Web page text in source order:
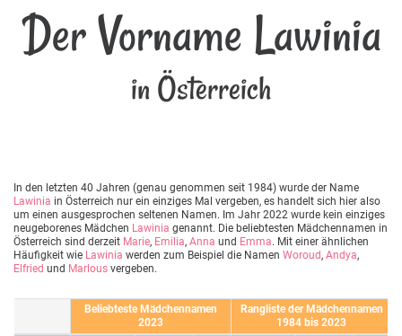
Der Vorname Lawinia
in Österreich
In den letzten 40 Jahren (genau genommen seit 1984) wurde der Name
Lawinia in Österreich nur ein einziges Mal vergeben, es handelt sich hier also
um einen ausgesprochen seltenen Namen. Im Jahr 2022 wurde kein einziges
neugeborenes Mädchen Lawinia genannt. Die beliebtesten Mädchennamen in
Österreich sind derzeit Marie, Emilia, Anna und Emma. Mit einer ähnlichen
Häufigkeit wie Lawinia werden zum Beispiel die Namen Woroud, Andya,
Elfried und Marlous vergeben.
Beliebteste Mädchennamen
2023
Rangliste der Mädchennamen
1984 bis 2023